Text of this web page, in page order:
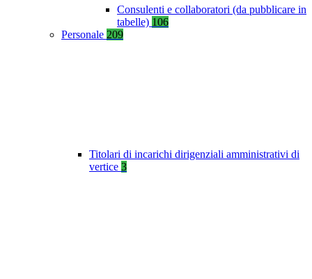
Consulenti e collaboratori (da pubblicare in
tabelle) 106
Personale 209
Titolari di incarichi dirigenziali amministrativi di
vertice 3